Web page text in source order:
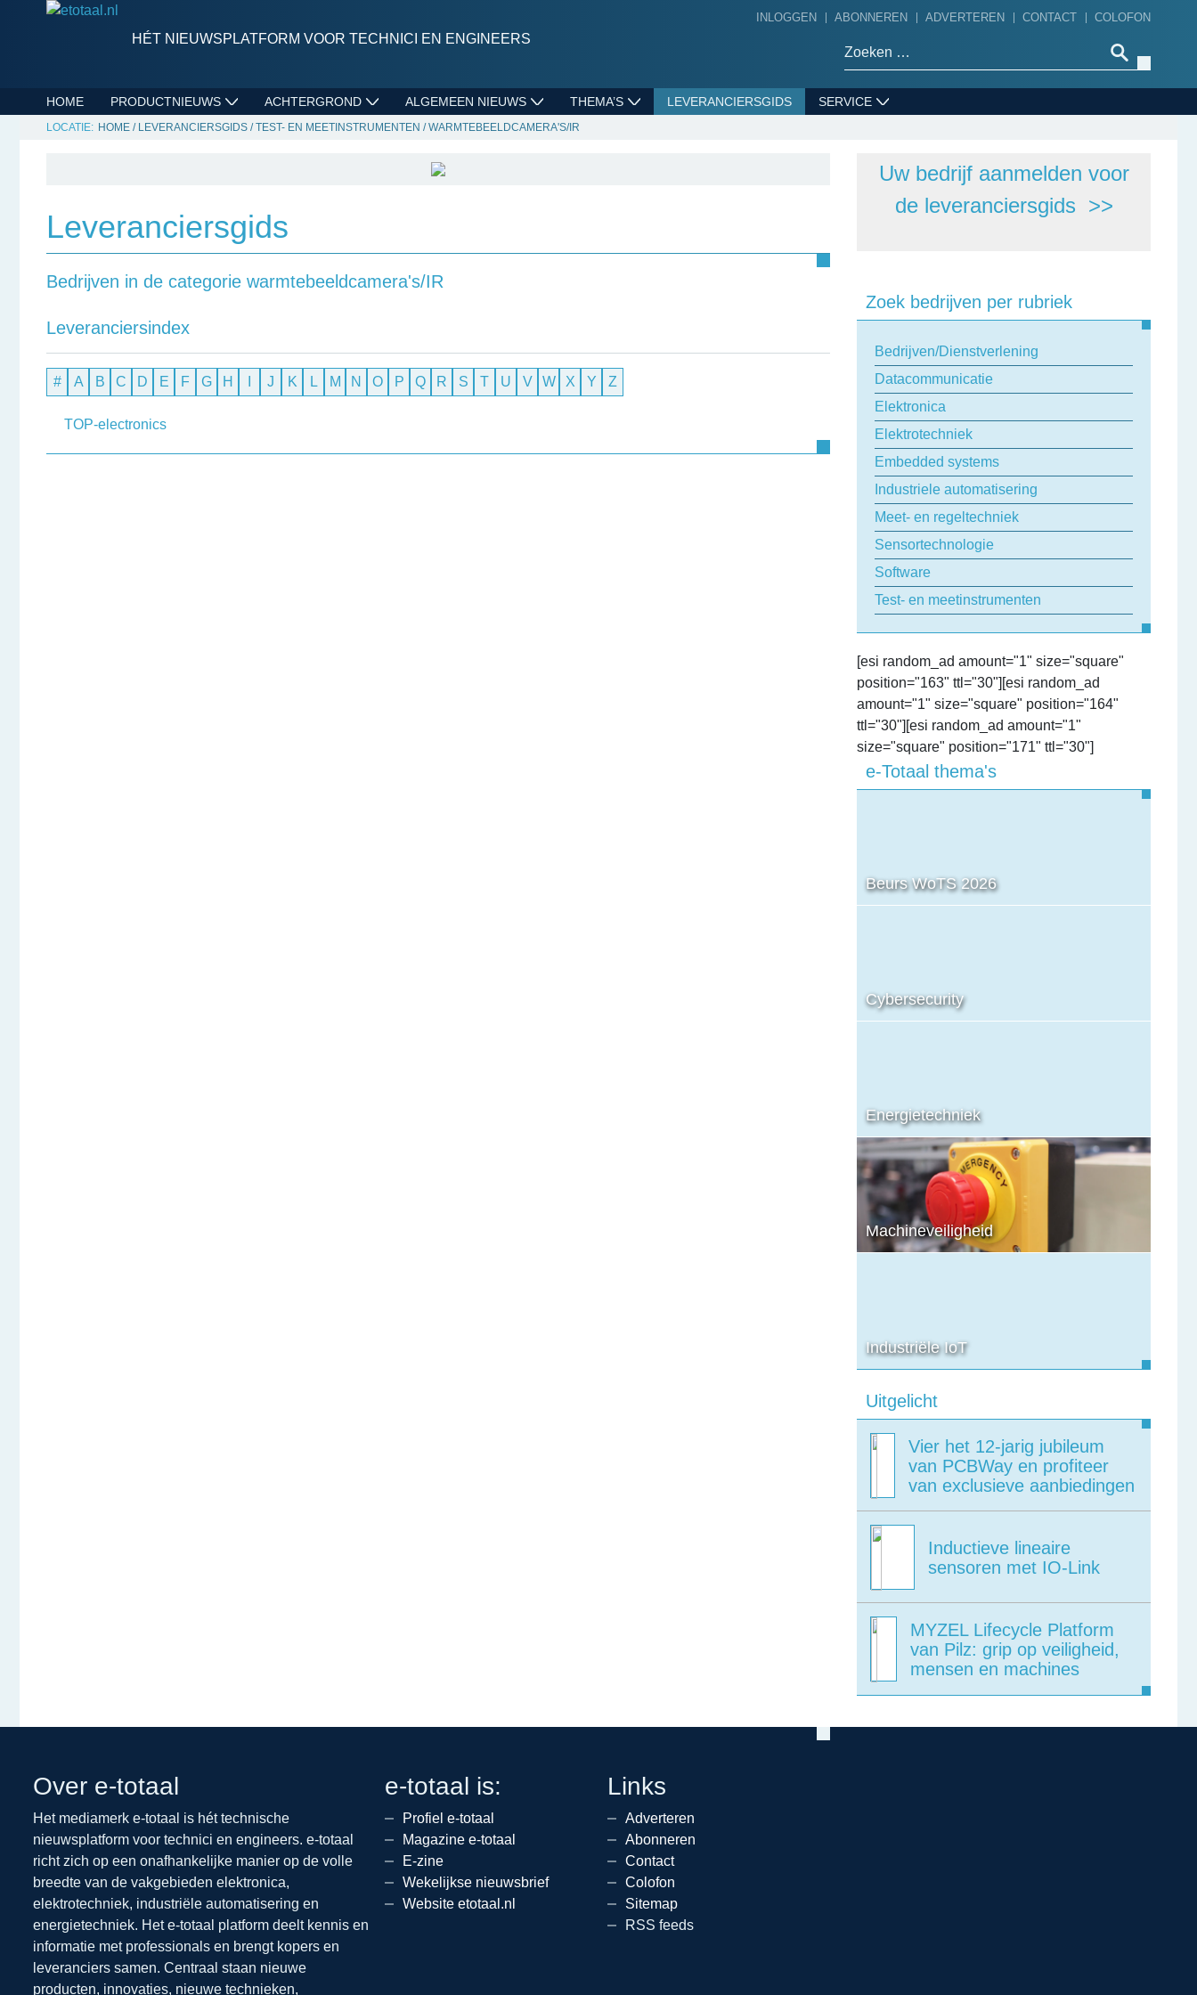
HÉT NIEUWSPLATFORM VOOR TECHNICI EN ENGINEERS
INLOGGEN ABONNEREN ADVERTEREN CONTACT COLOFON
HOME PRODUCTNIEUWS ACHTERGROND ALGEMEEN NIEUWS THEMA’S LEVERANCIERSGIDS SERVICE
HOME / LEVERANCIERSGIDS /TEST- EN MEETINSTRUMENTEN /WARMTEBEELDCAMERA'S/IR
Leveranciersgids
Bedrijven in de categorie warmtebeeldcamera's/IR
Leveranciersindex
# A B C D E F G H J K L M N O P Q R S T U V W X Y Z
TOP-electronics
Uw bedrijf aanmelden voor
de leveranciersgids >>
Zoek bedrijven per rubriek
Bedrijven/Dienstverlening
Datacommunicatie
Elektronica
Elektrotechniek
Embedded systems
Industriele automatisering
Meet- en regeltechniek
Sensortechnologie
Software
Test- en meetinstrumenten
[esi random_ad amount="1" size="square"
position="163" ttl="30"][esi random_ad
amount="1" size="square" position="164"
ttl="30"][esi random_ad amount="1"
size="square" position="171" ttl="30"]
e-Totaal thema's
Beurs WoTS 2026
Cybersecurity
Energietechniek
Machineveiligheid
Industriële IoT
Uitgelicht
Vier het 12-jarig jubileum
van PCBWay en profiteer
van exclusieve aanbiedingen
Inductieve lineaire
sensoren met IO-Link
MYZEL Lifecycle Platform
van Pilz: grip op veiligheid,
mensen en machines
Over e-totaal
Het mediamerk e-totaal is hét technische
nieuwsplatform voor technici en engineers. e-totaal
richt zich op een onafhankelijke manier op de volle
breedte van de vakgebieden elektronica,
elektrotechniek, industriële automatisering en
energietechniek. Het e-totaal platform deelt kennis en
informatie met professionals en brengt kopers en
leveranciers samen. Centraal staan nieuwe
producten, innovaties, nieuwe technieken,
e-totaal is:
Profiel e-totaal
Magazine e-totaal
E-zine
Wekelijkse nieuwsbrief
Website etotaal.nl
Links
Adverteren
Abonneren
Contact
Colofon
Sitemap
RSS feeds